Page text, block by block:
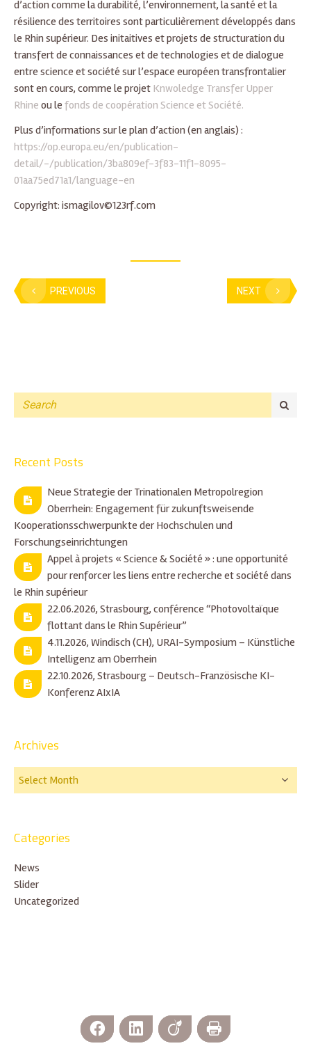
d’action comme la durabilité, l’environnement, la santé et la
résilience des territoires sont particulièrement développés dans
le Rhin supérieur. Des initaitives et projets de structuration du
transfert de connaissances et de technologies et de dialogue
entre science et société sur l’espace européen transfrontalier
sont en cours, comme le projet Knwoledge Transfer Upper
Rhine ou le fonds de coopération Science et Société.
Plus d’informations sur le plan d’action (en anglais) :
https://op.europa.eu/en/publication-
detail/-/publication/3ba809ef-3f83-11f1-8095-
01aa75ed71a1/language-en
Copyright: ismagilov©123rf.com
PREVIOUS NEXT
Recent Posts
Neue Strategie der Trinationalen Metropolregion
Oberrhein: Engagement für zukunftsweisende
Kooperationsschwerpunkte der Hochschulen und
Forschungseinrichtungen
Appel à projets « Science & Société » : une opportunité
pour renforcer les liens entre recherche et société dans
le Rhin supérieur
22.06.2026, Strasbourg, conférence “Photovoltaïque
flottant dans le Rhin Supérieur”
4.11.2026, Windisch (CH), URAI-Symposium – Künstliche
Intelligenz am Oberrhein
22.10.2026, Strasbourg – Deutsch-Französische KI-
Konferenz AIxIA
Archives
Categories
News
Slider
Uncategorized
Facebook LinkedIn Viadeo